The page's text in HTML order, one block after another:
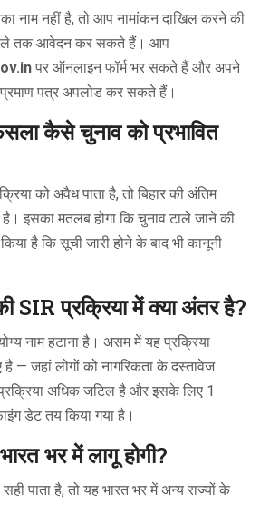
नाम नहीं है, तो आप नामांकन दाखिल करने की
तक आवेदन कर सकते हैं। आप
पर ऑनलाइन फॉर्म भर सकते हैं और अपने
प्रमाण पत्र अपलोड कर सकते हैं।
कैसे चुनाव को प्रभावित
को अवैध पाता है, तो बिहार की अंतिम
है। इसका मतलब होगा कि चुनाव टाले जाने की
है कि सूची जारी होने के बाद भी कानूनी
SIR प्रक्रिया में क्या अंतर है?
नाम हटाना है। असम में यह प्रक्रिया
है — जहां लोगों को नागरिकता के दस्तावेज
अधिक जटिल है और इसके लिए 1
डेट तय किया गया है।
भर में लागू होगी?
पाता है, तो यह भारत भर में अन्य राज्यों के